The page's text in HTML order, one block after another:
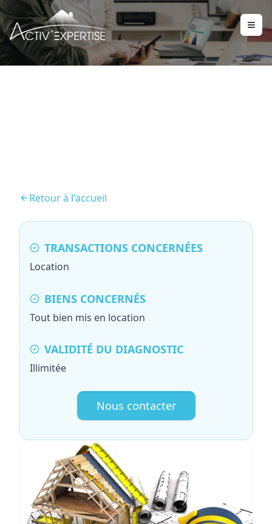
Retour à l'accueil
TRANSACTIONS CONCERNÉES
Location
BIENS CONCERNÉS
Tout bien mis en location
VALIDITÉ DU DIAGNOSTIC
Illimitée
Nous contacter